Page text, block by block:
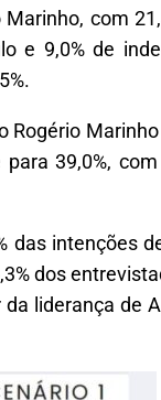
com
e 9,0% de
39,0%,
intenções
dos
liderança de